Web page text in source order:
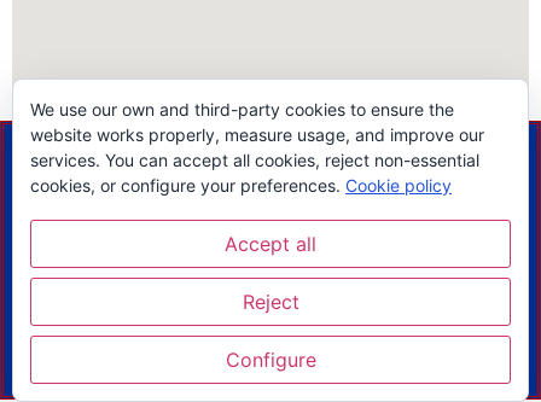
info@penyesfcblleidasud.cat
© 2024 Tots els drets reservats.
We use our own and third-party cookies to ensure the
website works properly, measure usage, and improve our
services. You can accept all cookies, reject non-essential
cookies, or configure your preferences. Cookie policy
Accept all
Reject
Configure